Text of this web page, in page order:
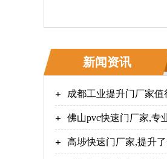
新闻资讯
成都工业提升门厂家
翔】
佛山pvc快速门厂家,专
翔】
高埗快速门厂家,提升